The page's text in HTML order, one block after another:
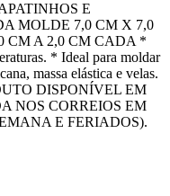
E
MOLDE 7,0 CM X 7,0
CM A 2,0 CM CADA *
* Ideal para moldar
massa elástica e velas.
DISPONÍVEL EM
NOS CORREIOS EM
E FERIADOS).